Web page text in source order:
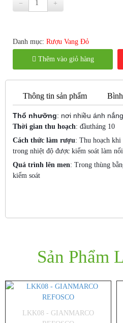
Danh mục: Rượu Vang Đỏ
Thêm vào giỏ hàng
Thông tin sản phẩm
Thổ nhưỡng: nơi nhiều ánh
Thời gian thu hoạch: đầutháng 10
Cách thức làm rượu: Thu hoạch khi
trong nhiệt độ được kiểm soát làm
Quá trình lên men: Trong thùng
kiểm soát
Sản Phẩm
LKK08 - GIANMARCO